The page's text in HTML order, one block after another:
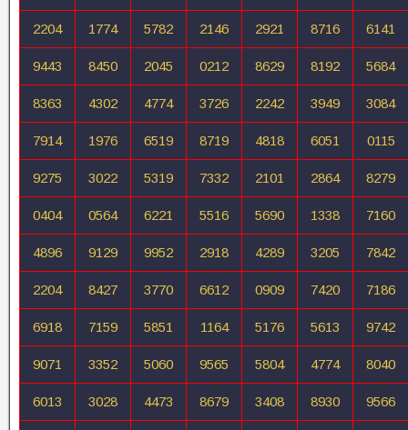
2204 1774 5782 2146 2921 8716 6141
9443 8450 2045 0212 8629 8192 5684
8363 4302 4774 3726 2242 3949 3084
7914 1976 6519 8719 4818 6051 0115
9275 3022 5319 7332 2101 2864 8279
0404 0564 6221 5516 5690 1338 7160
4896 9129 9952 2918 4289 3205 7842
2204 8427 3770 6612 0909 7420 7186
6918 7159 5851 1164 5176 5613 9742
9071 3352 5060 9565 5804 4774 8040
6013 3028 4473 8679 3408 8930 9566